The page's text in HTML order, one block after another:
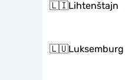
🇱🇮Lihtenštajn
🇱🇺Luksemburg